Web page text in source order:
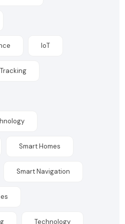
IoT
Smart Homes
Smart Navigation
Technology